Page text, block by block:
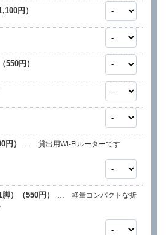
円）
550円）
円） … 貸出用Wi-Fiルーターです
）（550円）
… 軽量コンパクトな折